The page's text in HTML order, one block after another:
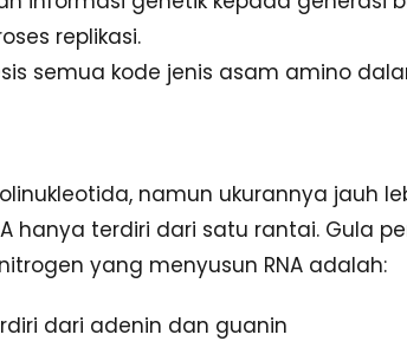
replikasi.
semua kode jenis asam amino
namun ukurannya jauh
hanya terdiri dari satu rantai. Gula
yang menyusun RNA adalah:
dari adenin dan guanin